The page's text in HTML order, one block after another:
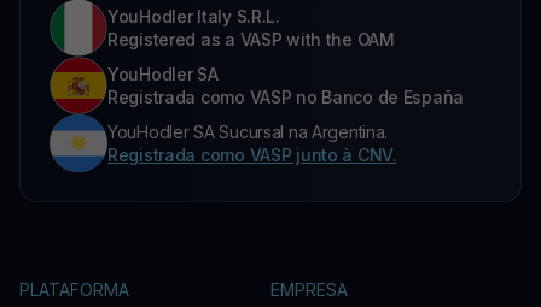
YouHodler Italy S.R.L.
Registered as a VASP with the OAM
YouHodler SA
Registrada como VASP no Banco de España
YouHodler SA Sucursal na Argentina.
Registrada como VASP junto à CNV.
PLATAFORMA EMPRESA